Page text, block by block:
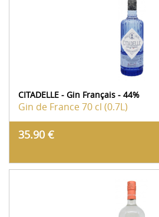
CITADELLE - Gin Français - 44%
Gin de France70 cl (0.7L)
35.90 €